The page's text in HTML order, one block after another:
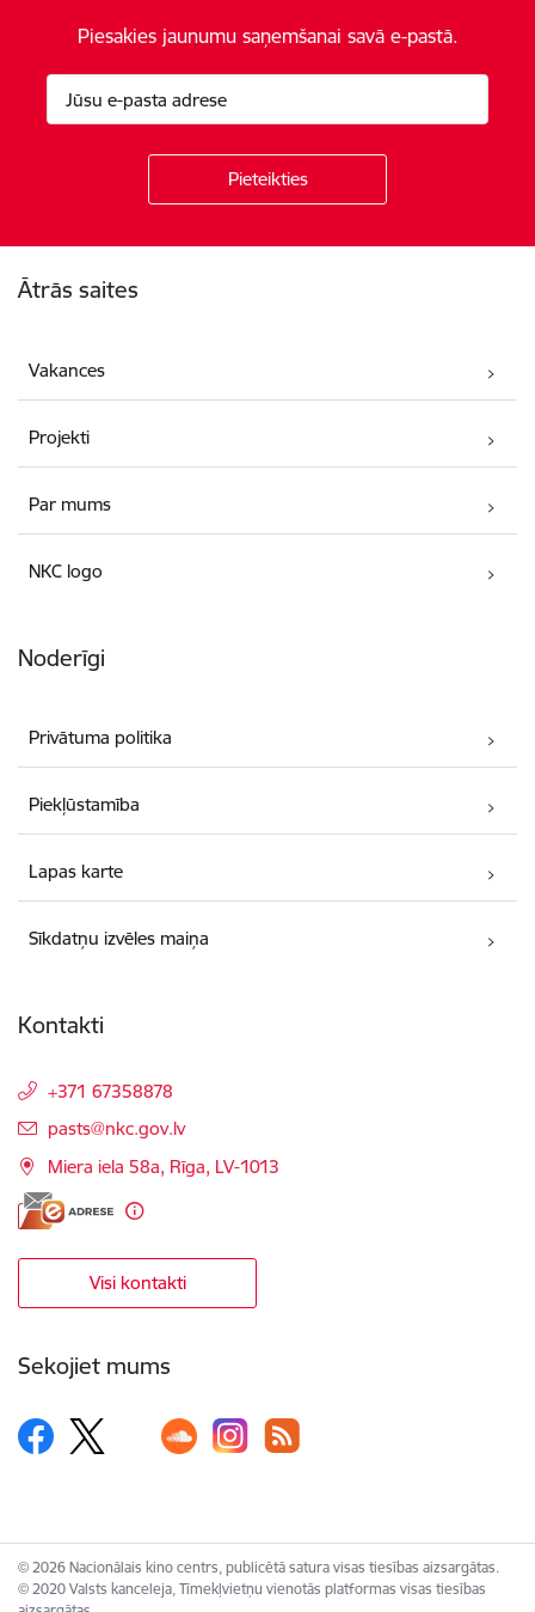
Piesakies jaunumu saņemšanai savā e-pastā.
Ātrās saites
Vakances
Projekti
Par mums
NKC logo
Noderīgi
Privātuma politika
Piekļūstamība
Lapas karte
Sīkdatņu izvēles maiņa
Kontakti
+371 67358878
E-pasts:
pasts@nkc.gov.lv
Miera iela 58a, Rīga, LV-1013
Visi kontakti
Sekojiet mums
© 2026 Nacionālais kino centrs, publicētā satura visas tiesības aizsargātas.
© 2020 Valsts kanceleja, Tīmekļvietņu vienotās platformas visas tiesības